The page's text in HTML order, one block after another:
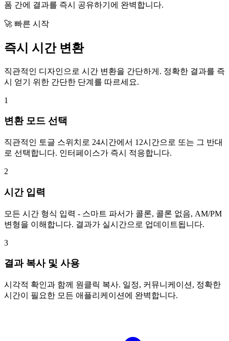
폼 간에 결과를 즉시 공유하기에 완벽합니다.
🚀 빠른 시작
즉시 시간 변환
직관적인 디자인으로 시간 변환을 간단하게. 정확한 결과를 즉
시 얻기 위한 간단한 단계를 따르세요.
1
변환 모드 선택
직관적인 토글 스위치로 24시간에서 12시간으로 또는 그 반대
로 선택합니다. 인터페이스가 즉시 적응합니다.
2
시간 입력
모든 시간 형식 입력 - 스마트 파서가 콜론, 콜론 없음, AM/PM
변형을 이해합니다. 결과가 실시간으로 업데이트됩니다.
3
결과 복사 및 사용
시각적 확인과 함께 원클릭 복사. 일정, 커뮤니케이션, 정확한
시간이 필요한 모든 애플리케이션에 완벽합니다.